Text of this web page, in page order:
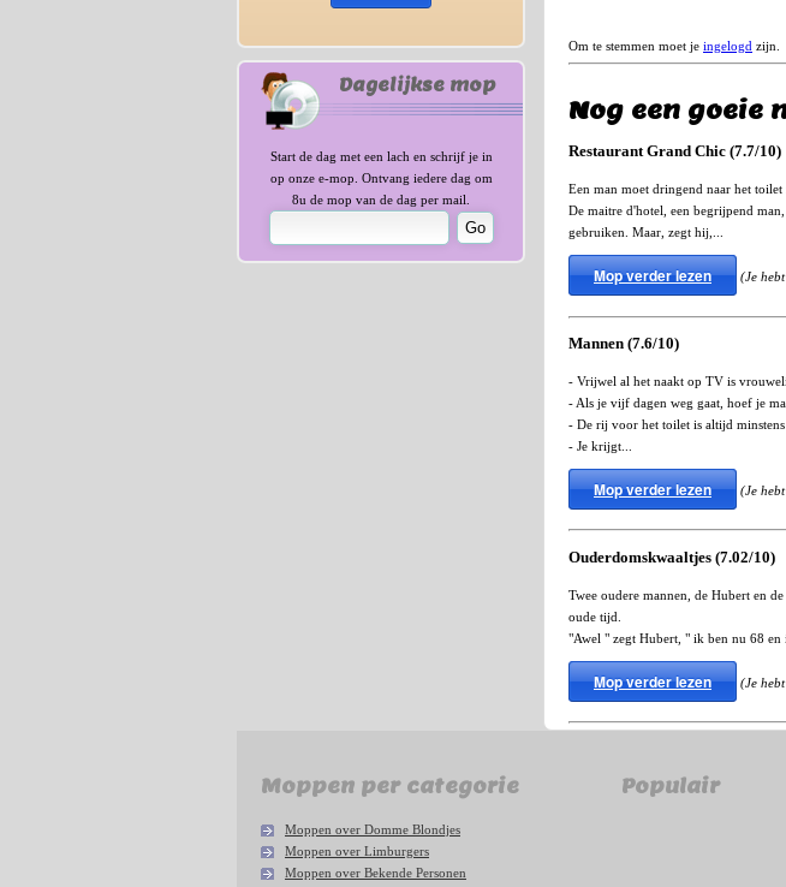
Dagelijkse mop
Start de dag met een lach en schrijf je in
op onze e-mop. Ontvang iedere dag om
8u de mop van de dag per mail.
Om te stemmen moet je ingelogd zijn.
Nog een goeie
Restaurant Grand Chic (7.7/10)
Een man moet dringend naar het toilet
De maitre d'hotel, een begrijpend
gebruiken. Maar, zegt hij,...
Mop verder lezen (Je
Mannen (7.6/10)
- Vrijwel al het naakt op TV is
- Als je vijf dagen weg gaat, hoef je
- De rij voor het toilet is altijd
- Je krijgt...
Mop verder lezen (Je
Ouderdomskwaaltjes (7.02/10)
Twee oudere mannen, de Hubert en
oude tijd.
"Awel " zegt Hubert, " ik ben nu 68 en
Mop verder lezen (Je
Moppen per categorie
Moppen over Domme Blondjes
Moppen over Limburgers
Moppen over Bekende Personen
Populair